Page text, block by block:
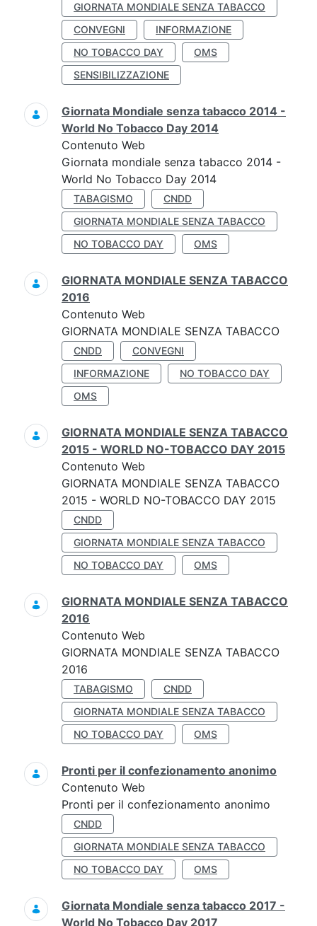
GIORNATA MONDIALE SENZA TABACCO
CONVEGNI
INFORMAZIONE
NO TOBACCO DAY
OMS
SENSIBILIZZAZIONE
Giornata Mondiale senza tabacco 2014 -
World No Tobacco Day 2014
Contenuto Web
Giornata mondiale senza tabacco 2014 -
World No Tobacco Day 2014
TABAGISMO
CNDD
GIORNATA MONDIALE SENZA TABACCO
NO TOBACCO DAY
OMS
GIORNATA MONDIALE SENZA TABACCO
2016
Contenuto Web
GIORNATA MONDIALE SENZA TABACCO
CNDD
CONVEGNI
INFORMAZIONE
NO TOBACCO DAY
OMS
GIORNATA MONDIALE SENZA TABACCO
2015 - WORLD NO-TOBACCO DAY 2015
Contenuto Web
GIORNATA MONDIALE SENZA TABACCO
2015 - WORLD NO-TOBACCO DAY 2015
CNDD
GIORNATA MONDIALE SENZA TABACCO
NO TOBACCO DAY
OMS
GIORNATA MONDIALE SENZA TABACCO
2016
Contenuto Web
GIORNATA MONDIALE SENZA TABACCO
2016
TABAGISMO
CNDD
GIORNATA MONDIALE SENZA TABACCO
NO TOBACCO DAY
OMS
Pronti per il confezionamento anonimo
Contenuto Web
Pronti per il confezionamento anonimo
CNDD
GIORNATA MONDIALE SENZA TABACCO
NO TOBACCO DAY
OMS
Giornata Mondiale senza tabacco 2017 -
World No Tobacco Day 2017